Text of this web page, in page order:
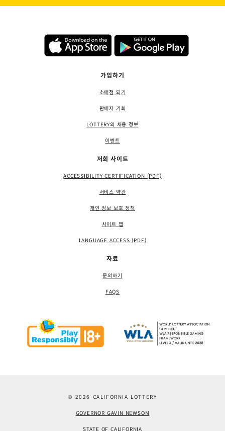
가입하기
소매점 되기
판매자 기회
LOTTERY의 채용 정보
이벤트
저희 사이트
ACCESSIBILITY CERTIFICATION (PDF)
서비스 약관
개인 정보 보호 정책
사이트 맵
LANGUAGE ACCESS (PDF)
자료
문의하기
FAQS
© 2026 CALIFORNIA LOTTERY
GOVERNOR GAVIN NEWSOM
STATE OF CALIFORNIA